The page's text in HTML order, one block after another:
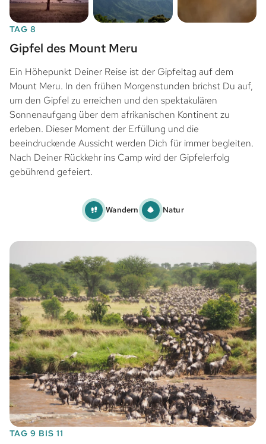
TAG 8
Gipfel des Mount Meru
Ein Höhepunkt Deiner Reise ist der Gipfeltag auf dem
Mount Meru. In den frühen Morgenstunden brichst Du auf,
um den Gipfel zu erreichen und den spektakulären
Sonnenaufgang über dem afrikanischen Kontinent zu
erleben. Dieser Moment der Erfüllung und die
beeindruckende Aussicht werden Dich für immer begleiten.
Nach Deiner Rückkehr ins Camp wird der Gipfelerfolg
gebührend gefeiert.
Wandern Natur
TAG 9 BIS 11